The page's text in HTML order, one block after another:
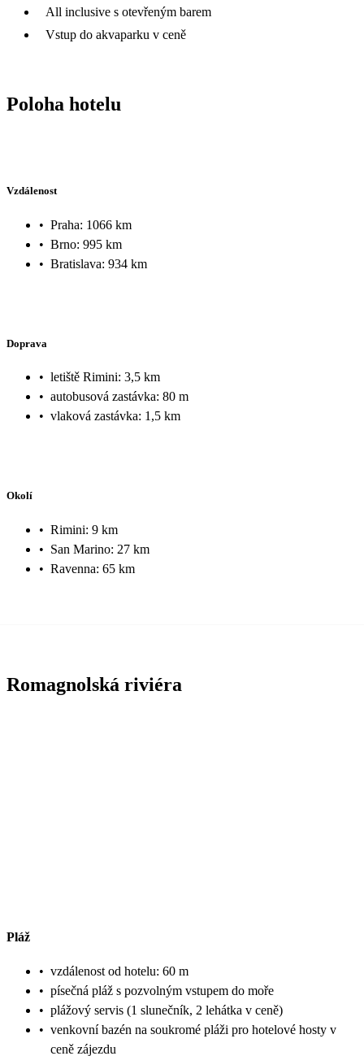
All inclusive s otevřeným barem
Vstup do akvaparku v ceně
Poloha hotelu
Vzdálenost
• Praha: 1066 km
• Brno: 995 km
• Bratislava: 934 km
Doprava
• letiště Rimini: 3,5 km
• autobusová zastávka: 80 m
• vlaková zastávka: 1,5 km
Okolí
• Rimini: 9 km
• San Marino: 27 km
• Ravenna: 65 km
Romagnolská riviéra
Pláž
• vzdálenost od hotelu: 60 m
• písečná pláž s pozvolným vstupem do moře
• plážový servis (1 slunečník, 2 lehátka v ceně)
• venkovní bazén na soukromé pláži pro hotelové hosty v
ceně zájezdu